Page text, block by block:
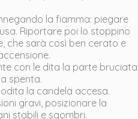
la fiamma: piegare
Riportare poi lo stoppino
che sarà così ben cerato e
con le dita la parte bruciata
spenta.
la candela accesa.
gravi, posizionare la
stabili e sgombri.